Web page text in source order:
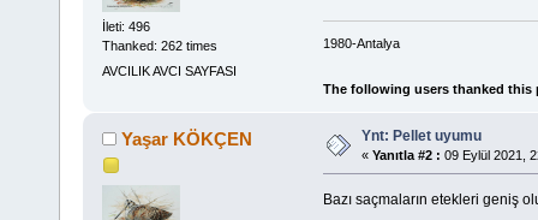
İleti: 496
Thanked: 262 times
AVCILIK AVCI SAYFASI
1980-Antalya
The following users thanked
Yaşar KÖKÇEN Ynt: Pellet uyumu
« Yanıtla #2 : 09 Eylül 2021,
Bazı saçmaların etekleri geniş